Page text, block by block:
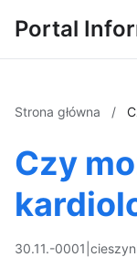
Portal
Strona główna /
Czy
30.11.-0001 cieszyn